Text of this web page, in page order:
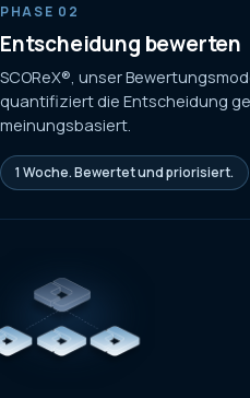
PHASE 02
Entscheidung bewerten
SCOReX®, unser
quantifiziert die Entscheidung
meinungsbasiert.
1 Woche. Bewertet und priorisiert.